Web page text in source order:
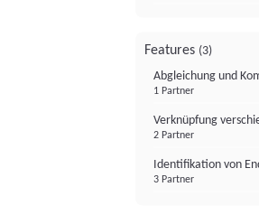
Features (3)
Abgleichung und
1 Partner
Verknüpfung
2 Partner
Identifikation von
3 Partner